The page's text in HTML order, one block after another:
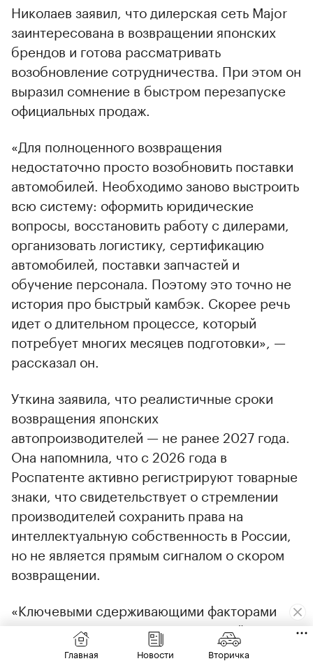
Николаев заявил, что дилерская сеть Major
заинтересована в возвращении японских
брендов и готова рассматривать
возобновление сотрудничества. При этом он
выразил сомнение в быстром перезапуске
официальных продаж.
«Для полноценного возвращения
недостаточно просто возобновить поставки
автомобилей. Необходимо заново выстроить
всю систему: оформить юридические
вопросы, восстановить работу с дилерами,
организовать логистику, сертификацию
автомобилей, поставки запчастей и
обучение персонала. Поэтому это точно не
история про быстрый камбэк. Скорее речь
идет о длительном процессе, который
потребует многих месяцев подготовки», —
рассказал он.
Уткина заявила, что реалистичные сроки
возвращения японских
автопроизводителей — не ранее 2027 года.
Она напомнила, что с 2026 года в
Роспатенте активно регистрируют товарные
знаки, что свидетельствует о стремлении
производителей сохранить права на
интеллектуальную собственность в России,
но не является прямым сигналом о скором
возвращении.
«Ключевыми сдерживающими факторами
остаются угроза вторичных санкций,
необходимость сертификации моделей для
Главная Новости Вторичка